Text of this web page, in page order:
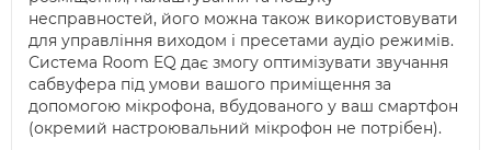
несправностей, його можна також використовувати
для управління виходом і пресетами аудіо режимів.
Система Room EQ дає змогу оптимізувати звучання
сабвуфера під умови вашого приміщення за
допомогою мікрофона, вбудованого у ваш смартфон
(окремий настроювальний мікрофон не потрібен).